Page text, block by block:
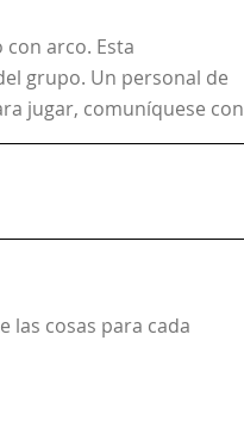
arco. Esta
grupo. Un personal de
jugar, comuníquese con
las cosas para cada